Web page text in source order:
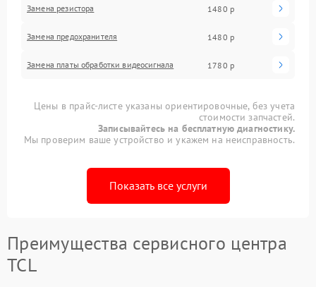
Замена резистора 1480 р
Замена предохранителя 1480 р
Замена платы обработки видеосигнала 1780 р
Цены в прайс-листе указаны ориентировочные, без учета
стоимости запчастей.
Записывайтесь на бесплатную диагностику.
Мы проверим ваше устройство и укажем на неисправность.
Показать все услуги
Преимущества сервисного центра
TCL